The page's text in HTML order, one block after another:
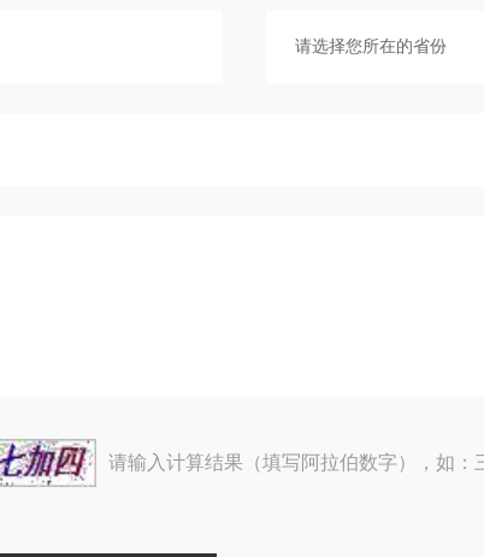
请输入计算结果（填写阿拉伯数字），如：